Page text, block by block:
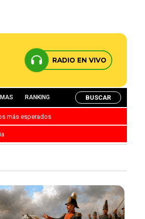
RADIO EN VIVO
RANKING BUSCAR
más esperados